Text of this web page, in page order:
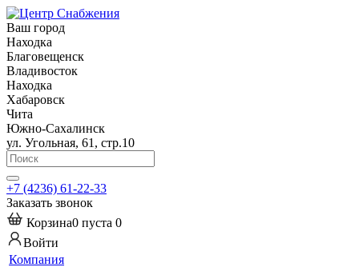
Ваш город
Находка
Благовещенск
Владивосток
Находка
Хабаровск
Чита
Южно-Сахалинск
ул. Угольная, 61, стр.10
+7 (4236) 61-22-33
Заказать звонок
Корзина0 пуста 0
Войти
Компания